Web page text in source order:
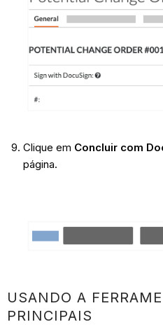
Clique em Concluir com
página.
USANDO A
PRINCIPAIS